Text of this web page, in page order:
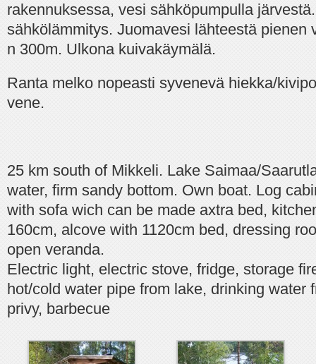
rakennuksessa, vesi sähköpumpulla
sähkölämmitys. Juomavesi lähteestä pienen
n 300m. Ulkona kuivakäymälä.
Ranta melko nopeasti syvenevä hiekka/
vene.
25 km south of Mikkeli. Lake Saimaa/
water, firm sandy bottom. Own boat. Log
with sofa wich can be made axtra bed,
160cm, alcove with 1120cm bed, dressing
open veranda.
Electric light, electric stove, fridge, storage
hot/cold water pipe from lake, drinking water
privy, barbecue